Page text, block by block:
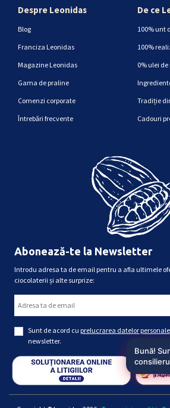
Despre Leonidas
Blog
Franciza Leonidas
Magazine Leonidas
Gama de praline
Comenzi corporate
Întrebări frecvente
De ce
100% unt
100%
0% ulei
Tradiție
Cadouri
Abonează-te la Newsletter
Introdu adresa ta de email pentru a afla ultimele
ciocolaterii și alte surprize:
Sunt de acord cu prelucrarea datelor personale
newsletter.
Bună!